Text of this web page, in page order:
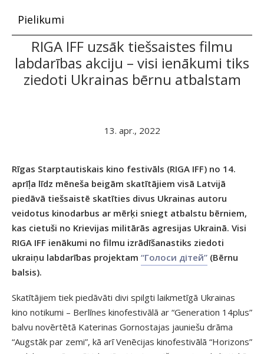
Pielikumi
RIGA IFF uzsāk tiešsaistes filmu
labdarības akciju – visi ienākumi tiks
ziedoti Ukrainas bērnu atbalstam
13. apr., 2022
Rīgas Starptautiskais kino festivāls (RIGA IFF) no 14.
aprīļa līdz mēneša beigām skatītājiem visā Latvijā
piedāvā tiešsaistē skatīties divus Ukrainas autoru
veidotus kinodarbus ar mērķi sniegt atbalstu bērniem,
kas cietuši no Krievijas militārās agresijas Ukrainā. Visi
RIGA IFF ienākumi no filmu izrādīšanastiks ziedoti
ukraiņu labdarības projektam “Голоси дітей” (Bērnu
balsis).
Skatītājiem tiek piedāvāti divi spilgti laikmetīgā Ukrainas
kino notikumi – Berlīnes kinofestivālā ar “Generation 14plus”
balvu novērtētā Katerinas Gornostajas jauniešu drāma
“Augstāk par zemi”, kā arī Venēcijas kinofestivālā “Horizons”